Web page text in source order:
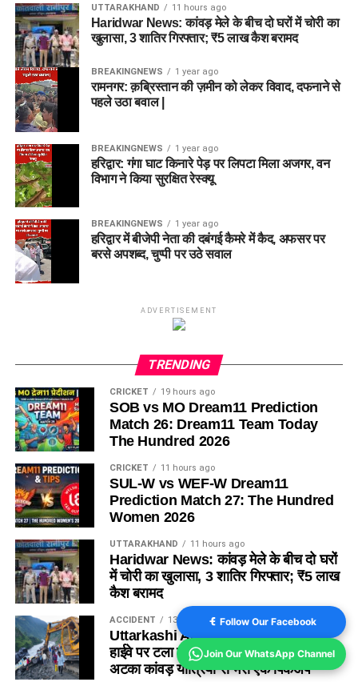
UTTARAKHAND 11 hours ago
Haridwar News: कांवड़ मेले के बीच दो घरों में चोरी का
खुलासा, 3 शातिर गिरफ्तार; ₹5 लाख कैश बरामद
BREAKINGNEWS 1 year ago
रामनगर: क़ब्रिस्तान की ज़मीन को लेकर विवाद, दफनाने से
पहले उठा बवाल |
BREAKINGNEWS 1 year ago
हरिद्वार: गंगा घाट किनारे पेड़ पर लिपटा मिला अजगर, वन
विभाग ने किया सुरक्षित रेस्क्यू
BREAKINGNEWS 1 year ago
हरिद्वार में बीजेपी नेता की दबंगई कैमरे में कैद, अफसर पर
बरसे अपशब्द, चुप्पी पर उठे सवाल
ADVERTISEMENT
TRENDING
CRICKET 19 hours ago
SOB vs MO Dream11 Prediction
Match 26: Dream11 Team Today
The Hundred 2026
CRICKET 11 hours ago
SUL-W vs WEF-W Dream11
Prediction Match 27: The Hundred
Women 2026
UTTARAKHAND 11 hours ago
Haridwar News: कांवड़ मेले के बीच दो घरों
में चोरी का खुलासा, 3 शातिर गिरफ्तार; ₹5 लाख
कैश बरामद
ACCIDENT 13 hours ago
Uttarkashi Accident News : गंगोत्री
हाईवे पर टला बड़ा हादसा , खाई के मुहाने पर
अटका कांवड़ यात्रियों से भरा एक पिकअप
Follow Our Facebook
Join Our WhatsApp Channel